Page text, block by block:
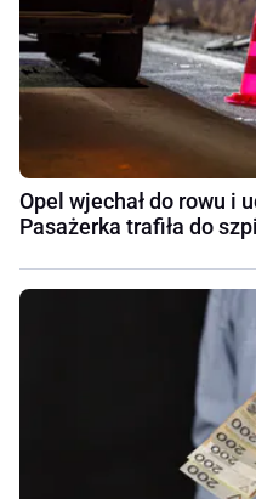
Opel wjechał do rowu i
Pasażerka trafiła do